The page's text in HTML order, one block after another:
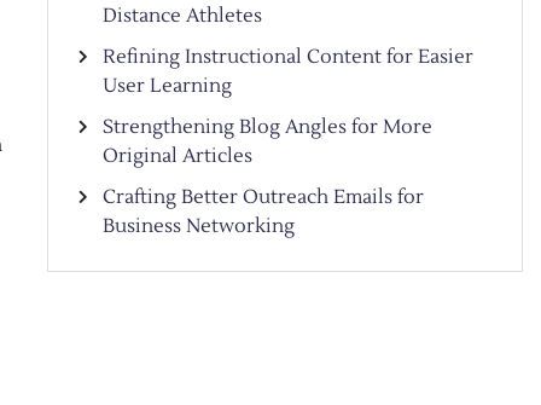
Distance Athletes
Refining Instructional Content for Easier
User Learning
Strengthening Blog Angles for More
Original Articles
Crafting Better Outreach Emails for
Business Networking